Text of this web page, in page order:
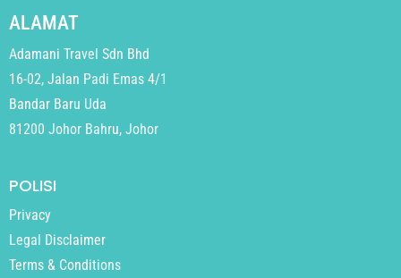
ALAMAT
Adamani Travel Sdn Bhd
16-02, Jalan Padi Emas 4/1
Bandar Baru Uda
81200 Johor Bahru, Johor
POLISI
Privacy
Legal Disclaimer
Terms & Conditions